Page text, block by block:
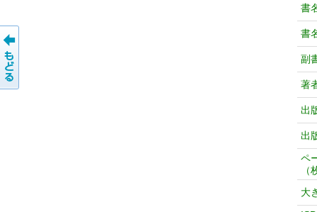
書
書
副
著
出
出
（
大